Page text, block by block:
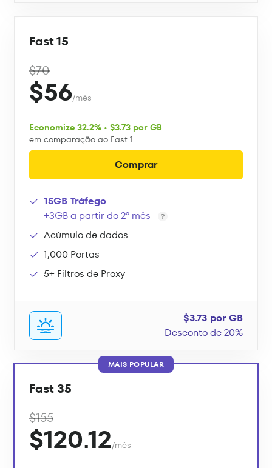
Fast 15
$70
$56/mês
Economize 32.2% • $3.73 por GB
em comparação ao Fast 1
Comprar
15GB Tráfego
+3GB a partir do 2º mês
Acúmulo de dados
1,000 Portas
5+ Filtros de Proxy
$3.73 por GB
Desconto de 20%
MAIS POPULAR
Fast 35
$155
$120.12/mês